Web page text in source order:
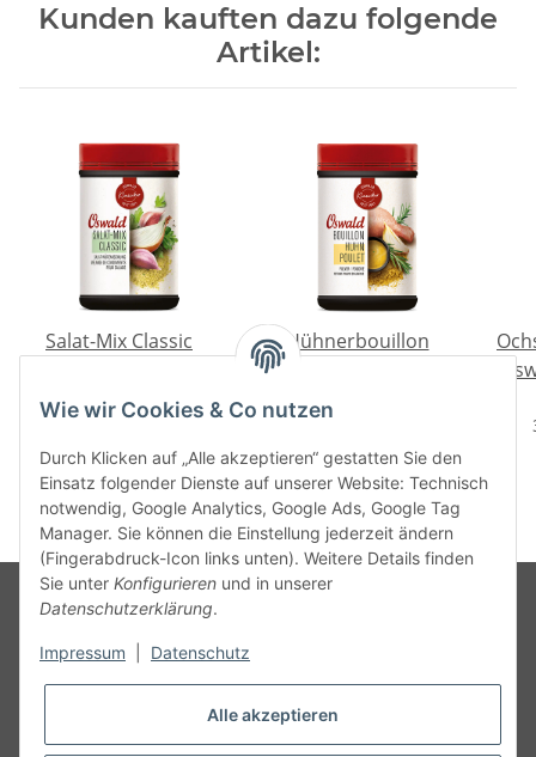
Kunden kauften dazu folgende
Artikel:
Salat-Mix Classic
g
27,50 €
4,58 € pro 100 g
Hühnerbouillon
Klassiker 650 g
5,15 € pro 100 g
Informationen
Gesetzliche Informationen
Wie wir Cookies & Co nutzen
Durch Klicken auf „Alle akzeptieren“ gestatten Sie den
Einsatz folgender Dienste auf unserer Website: Technisch
notwendig, Google Analytics, Google Ads, Google Tag
Manager. Sie können die Einstellung jederzeit ändern
(Fingerabdruck-Icon links unten). Weitere Details finden
Sie unter Konfigurieren und in unserer
Datenschutzerklärung.
Impressum Datenschutz
Alle akzeptieren